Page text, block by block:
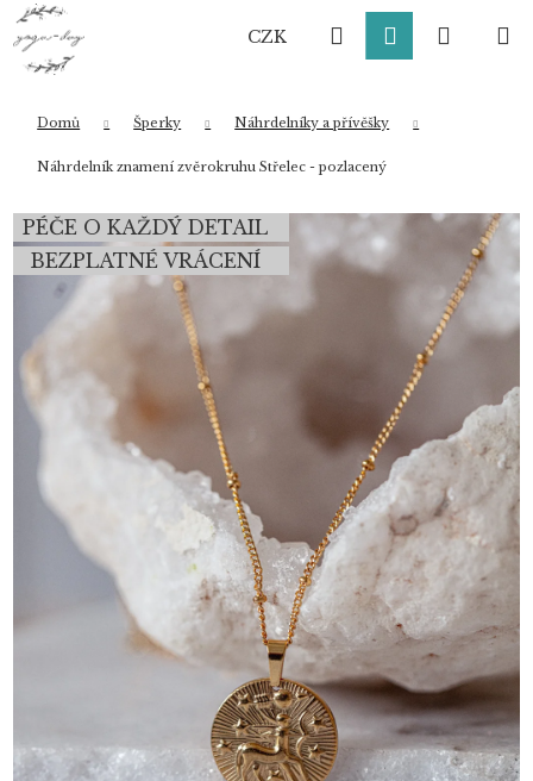
Přejít
obsah
CZK HledatPřihlášení
Domů Šperky Náhrdelníky a přívěšky
Náhrdelník znamení zvěrokruhu Střelec - pozlacený
PÉČE O KAŽDÝ DETAIL
BEZPLATNÉ VRÁCENÍ
K
o
Zpět
Zpět
Co potřebujete najít?
HLEDAT
Doporučujeme